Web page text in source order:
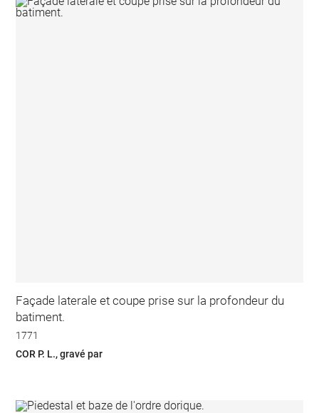
Façade laterale et coupe prise sur la profondeur du
batiment.
1771
COR P. L., gravé par